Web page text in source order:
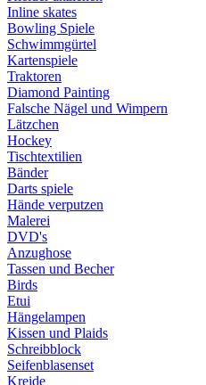
Inline skates
Bowling Spiele
Schwimmgürtel
Kartenspiele
Traktoren
Diamond Painting
Falsche Nägel und Wimpern
Lätzchen
Hockey
Tischtextilien
Bänder
Darts spiele
Hände verputzen
Malerei
DVD's
Anzughose
Tassen und Becher
Birds
Etui
Hängelampen
Kissen und Plaids
Schreibblock
Seifenblasenset
Kreide